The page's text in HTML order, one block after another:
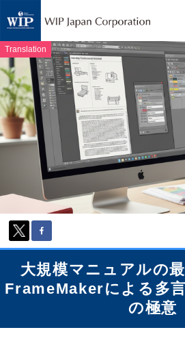
Translation
大規模マニュアルの
FrameMakerによる多
の極意